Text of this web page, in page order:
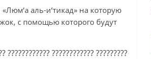
аль-и‘тикад» на которую
с помощью которого будут
???????????? ???????????? ?????????